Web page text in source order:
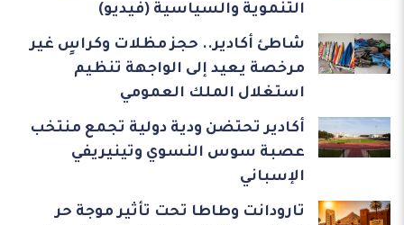
التنموية والسياسية (فيديو)
شاطئ أكادير.. حجز مظلات وكراسٍ غير
مرخصة يعيد إلى الواجهة تنظيم
استغلال الملك العمومي
أكادير تحتضن ودية دولية تجمع منتخب
عصبة سوس النسوي وتينيريفي
الإسباني
تارودانت وطاطا تحت تأثير موجة حر